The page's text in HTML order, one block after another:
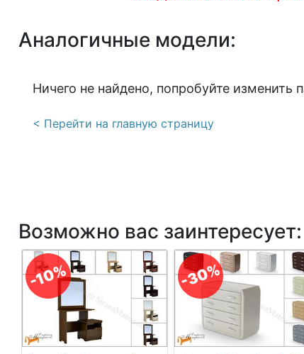
Аналогичные модели:
Ничего не найдено, попробуйте
< Перейти на главную страницу
Возможно вас заинтересует:
-10% -30%